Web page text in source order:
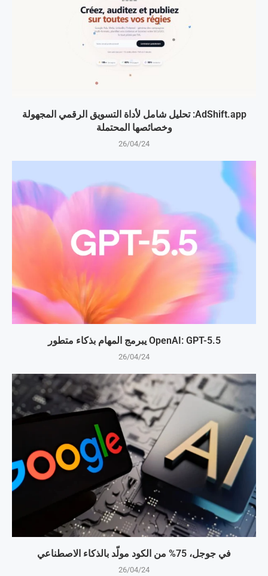
AdShift.app: تحليل شامل لأداة التسويق الرقمي المجهولة
وخصائصها المحتملة
26/04/24
OpenAI: GPT-5.5 يبرمج المهام بذكاء متطور
26/04/24
في جوجل، 75% من الكود مولّد بالذكاء الاصطناعي
26/04/24